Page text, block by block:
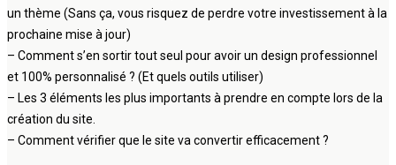
un thème (Sans ça, vous risquez de perdre votre investissement à la
prochaine mise à jour)
– Comment s’en sortir tout seul pour avoir un design professionnel
et 100% personnalisé ? (Et quels outils utiliser)
– Les 3 éléments les plus importants à prendre en compte lors de la
création du site.
– Comment vérifier que le site va convertir efficacement ?